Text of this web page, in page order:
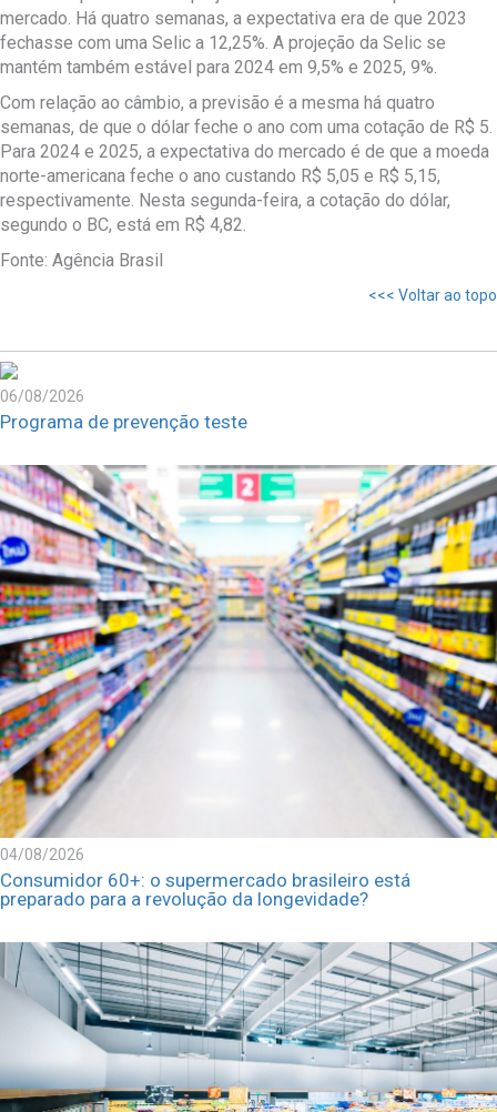
mercado. Há quatro semanas, a expectativa era de que 2023
fechasse com uma Selic a 12,25%. A projeção da Selic se
mantém também estável para 2024 em 9,5% e 2025, 9%.
Com relação ao câmbio, a previsão é a mesma há quatro
semanas, de que o dólar feche o ano com uma cotação de R$ 5.
Para 2024 e 2025, a expectativa do mercado é de que a moeda
norte-americana feche o ano custando R$ 5,05 e R$ 5,15,
respectivamente. Nesta segunda-feira, a cotação do dólar,
segundo o BC, está em R$ 4,82.
Fonte: Agência Brasil
<<< Voltar ao topo
06/08/2026
Programa de prevenção teste
04/08/2026
Consumidor 60+: o supermercado brasileiro está
preparado para a revolução da longevidade?